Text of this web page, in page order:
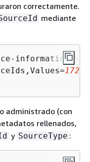
correctamente.
mediante
information \
administrado (con
rellenados,
y SourceType :